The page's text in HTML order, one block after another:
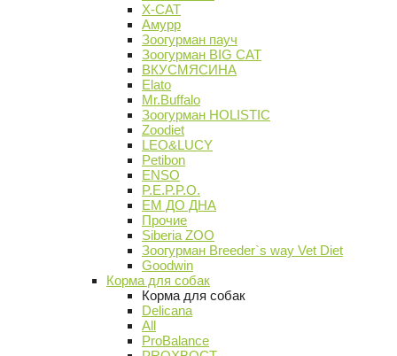
X-CAT
Амурр
Зоогурман пауч
Зоогурман BIG CAT
ВКУСМЯСИНА
Elato
Mr.Buffalo
Зоогурман HOLISTIC
Zoodiet
LEO&LUCY
Petibon
ENSO
P.E.P.P.O.
ЕМ ДО ДНА
Прочие
Siberia ZOO
Зоогурман Breeder`s way Vet Diet
Goodwin
Корма для собак
Корма для собак
Delicana
All
ProBalance